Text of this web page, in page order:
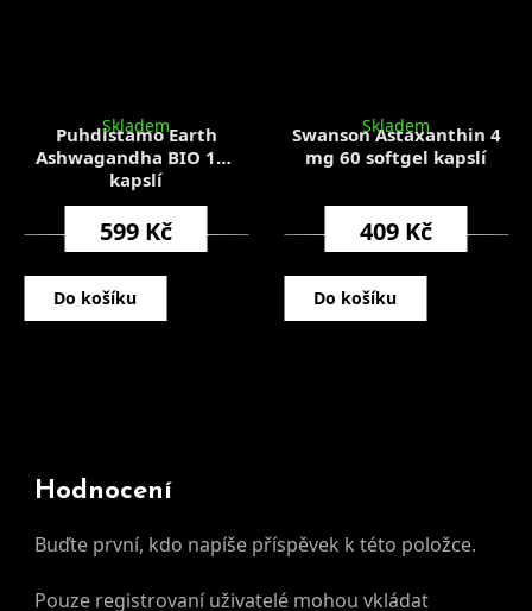
Puhdistamo Earth
Ashwagandha BIO 120
kapslí
Skladem
599 Kč
Do košíku
Swanson Astaxanthin 4
mg 60 softgel kapslí
Skladem
409 Kč
Do košíku
Hodnocení
Buďte první, kdo napíše příspěvek k této položce.
Pouze registrovaní uživatelé mohou vkládat